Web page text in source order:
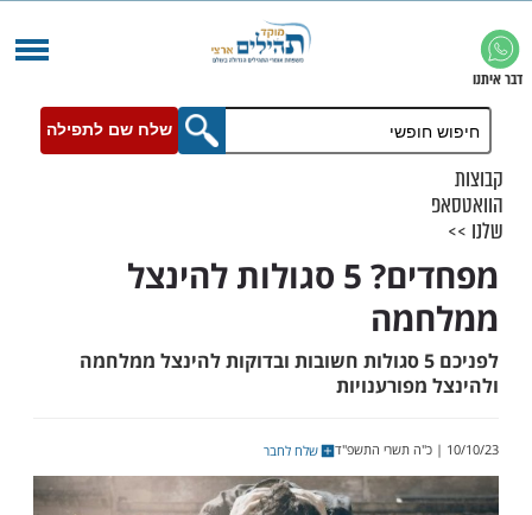
שלח שם לתפילה
מפחדים? 5 סגולות להינצל
לפניכם 5 סגולות חשובות ובדוקות להינצל ממלחמה